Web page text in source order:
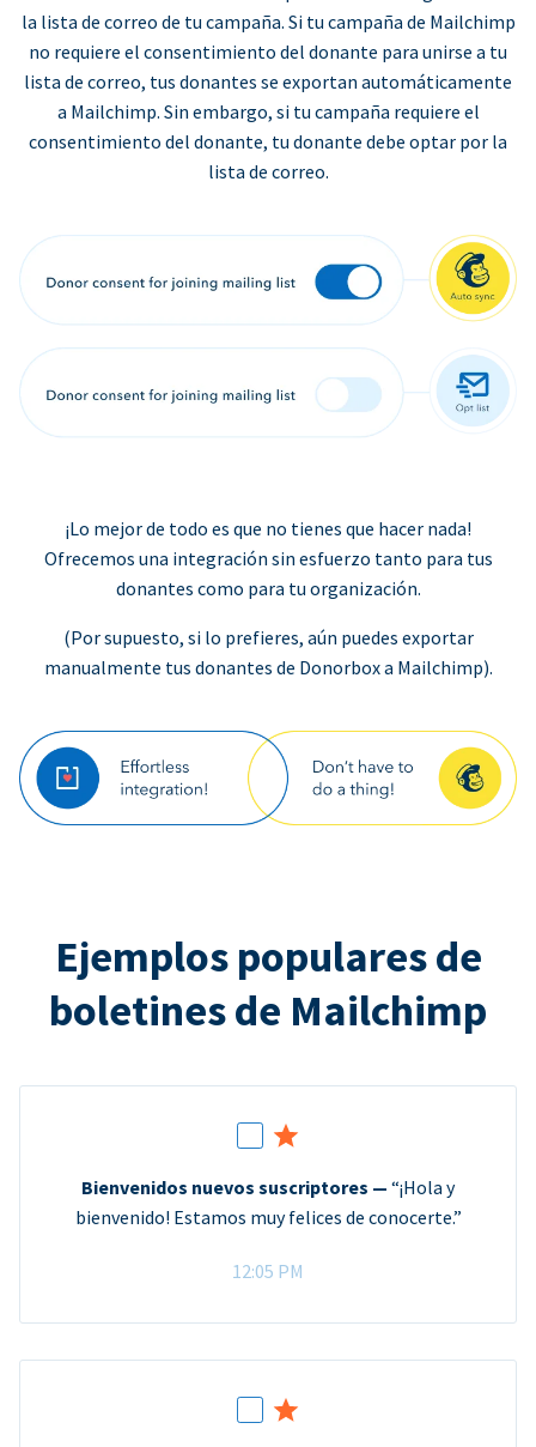
la lista de correo de tu campaña. Si tu campaña de Mailchimp
no requiere el consentimiento del donante para unirse a tu
lista de correo, tus donantes se exportan automáticamente
a Mailchimp. Sin embargo, si tu campaña requiere el
consentimiento del donante, tu donante debe optar por la
lista de correo.
¡Lo mejor de todo es que no tienes que hacer nada!
Ofrecemos una integración sin esfuerzo tanto para tus
donantes como para tu organización.
(Por supuesto, si lo prefieres, aún puedes exportar
manualmente tus donantes de Donorbox a Mailchimp).
Ejemplos populares de
boletines de Mailchimp
Bienvenidos nuevos suscriptores — “¡Hola y
bienvenido! Estamos muy felices de conocerte.”
12:05 PM